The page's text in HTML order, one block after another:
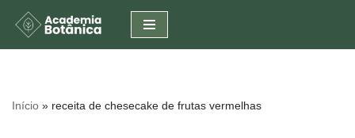
Pular
conteúdo
Início » receita de chesecake de frutas vermelhas